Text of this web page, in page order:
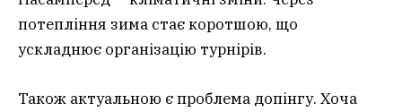
потепління зима стає коротшою, що
ускладнює організацію турнірів.
Також актуальною є проблема допінгу. Хоча